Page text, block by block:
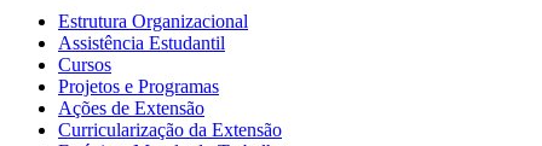
Estrutura Organizacional
Assistência Estudantil
Cursos
Projetos e Programas
Ações de Extensão
Curricularização da Extensão